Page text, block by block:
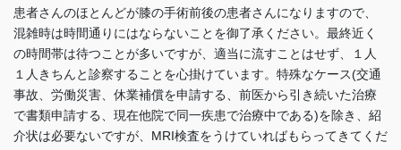
患者さんのほとんどが膝の手術前後の患者さんになりますので、
混雑時は時間通りにはならないことを御了承ください。最終近く
の時間帯は待つことが多いですが、適当に流すことはせず、１人
１人きちんと診察することを心掛けています。特殊なケース(交通
事故、労働災害、休業補償を申請する、前医から引き続いた治療
で書類申請する、現在他院で同一疾患で治療中である)を除き、紹
介状は必要ないですが、MRI検査をうけていればもらってきてくだ